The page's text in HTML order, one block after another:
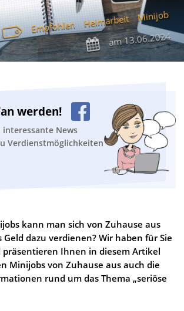
Empfohlen Heimarbeit Minijob
am13.06.2024
werden!
interessante News
Verdienstmöglichkeiten
kann man sich von Zuhause aus
dazu verdienen? Wir haben für Sie
Ihnen in diesem Artikel
Minijobs von Zuhause aus auch die
rund um das Thema „seriöse